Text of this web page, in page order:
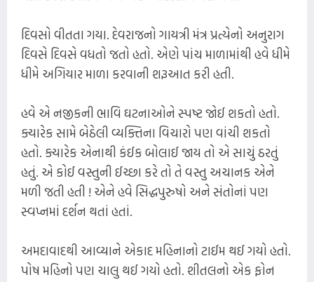
દિવસો વીતતા ગયા. દેવરાજનો ગાયત્રી મંત્ર પ્રત્યેનો અનુરાગ
દિવસે દિવસે વધતો જતો હતો. એણે પાંચ માળામાંથી હવે ધીમે
ધીમે અગિયાર માળા કરવાની શરૂઆત કરી હતી.
હવે એ નજીકની ભાવિ ઘટનાઓને સ્પષ્ટ જોઈ શકતો હતો.
ક્યારેક સામે બેઠેલી વ્યક્તિના વિચારો પણ વાંચી શકતો
હતો. ક્યારેક એનાથી કંઈક બોલાઈ જાય તો એ સાચું ઠરતું
હતું. એ કોઈ વસ્તુની ઈચ્છા કરે તો તે વસ્તુ અચાનક એને
મળી જતી હતી ! એને હવે સિદ્ધપુરુષો અને સંતોનાં પણ
સ્વપ્નમાં દર્શન થતાં હતાં.
અમદાવાદથી આવ્યાને એકાદ મહિનાનો ટાઈમ થઈ ગયો હતો.
પોષ મહિનો પણ ચાલુ થઈ ગયો હતો. શીતલનો એક ફોન